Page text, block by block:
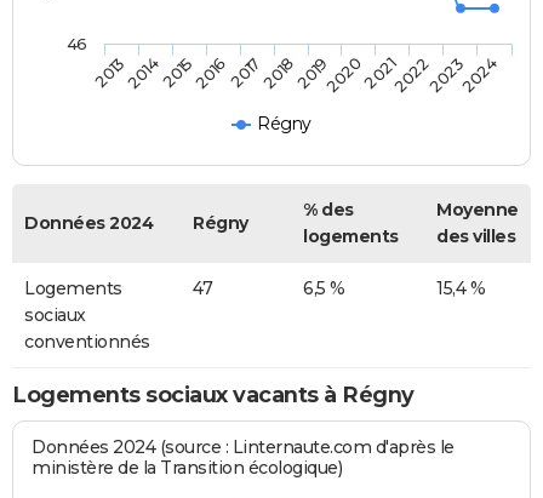
Régny
201320142015201620172018201920202021202220232024
46
Données 2024 Régny
% des
logements
Moyenne
des villes
Logements
sociaux
conventionnés
47 6,5 % 15,4 %
Logements sociaux vacants à Régny
Données 2024 (source : Linternaute.com d'après le
ministère de la Transition écologique)